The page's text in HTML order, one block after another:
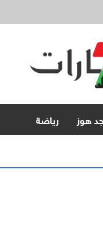
هوز رياضة